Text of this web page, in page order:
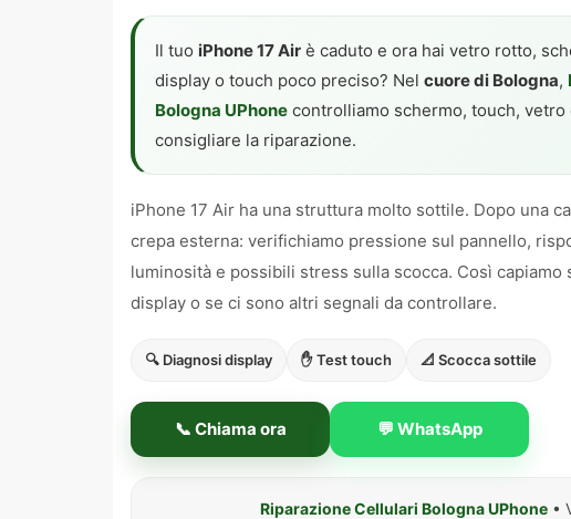
Il tuo iPhone 17 Air è caduto e ora hai vetro rotto,
display o touch poco preciso? Nel cuore di Bologna,
Bologna UPhone controlliamo schermo, touch,
consigliare la riparazione.
iPhone 17 Air ha una struttura molto sottile. Dopo una
crepa esterna: verifichiamo pressione sul pannello,
luminosità e possibili stress sulla scocca. Così capiamo
display o se ci sono altri segnali da controllare.
🔍 Diagnosi display ✋ Test touch 📐 Scocca sottile
📞 Chiama ora 💬 WhatsApp
Riparazione Cellulari Bologna UPhone •